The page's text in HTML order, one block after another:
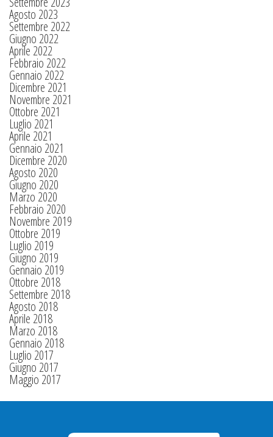
Agosto 2023
Settembre 2022
Giugno 2022
Aprile 2022
Febbraio 2022
Gennaio 2022
Dicembre 2021
Novembre 2021
Ottobre 2021
Luglio 2021
Aprile 2021
Gennaio 2021
Dicembre 2020
Agosto 2020
Giugno 2020
Marzo 2020
Febbraio 2020
Novembre 2019
Ottobre 2019
Luglio 2019
Giugno 2019
Gennaio 2019
Ottobre 2018
Settembre 2018
Agosto 2018
Aprile 2018
Marzo 2018
Gennaio 2018
Luglio 2017
Giugno 2017
Maggio 2017